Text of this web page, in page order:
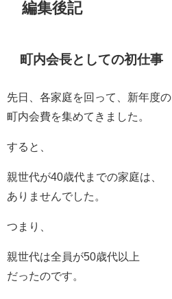
編集後記
町内会長としての初仕事
先日、各家庭を回って、新年度の
町内会費を集めてきました。
すると、
親世代が40歳代までの家庭は、
ありませんでした。
つまり、
親世代は全員が50歳代以上
だったのです。